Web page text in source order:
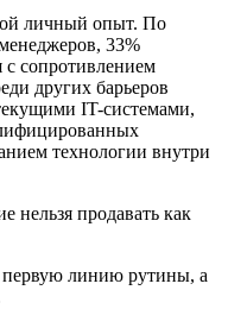
личный опыт. По
33%
с сопротивлением
других барьеров
IT-системами,
технологии внутри
продавать как
первую линию рутины, а